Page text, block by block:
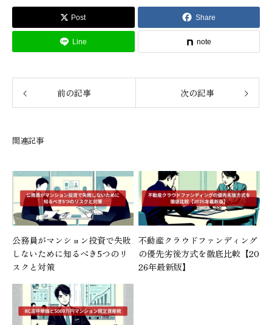
Post Share
Line note
前の記事 次の記事
関連記事
公務員がマンション投資で失敗
しないために知るべき5つのリ
スクと対策
不動産クラウドファンディング
の優先劣後方式を徹底比較【20
26年最新版】